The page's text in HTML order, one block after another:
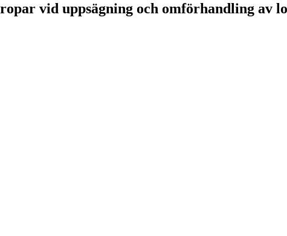
vid uppsägning och omförhandling av